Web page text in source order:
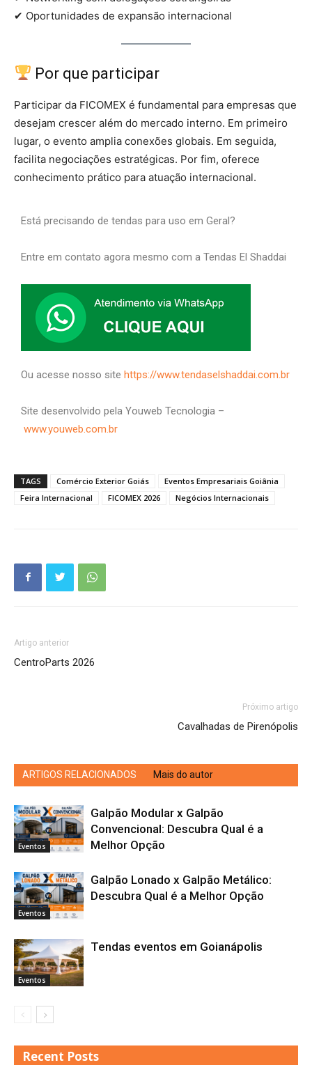
✔ Oportunidades de expansão internacional
Por que participar
Participar da FICOMEX é fundamental para empresas que
desejam crescer além do mercado interno. Em primeiro
lugar, o evento amplia conexões globais. Em seguida,
facilita negociações estratégicas. Por fim, oferece
conhecimento prático para atuação internacional.
Está precisando de tendas para uso em Geral?
Entre em contato agora mesmo com a Tendas El Shaddai
Ou acesse nosso site https://www.tendaselshaddai.com.br
Site desenvolvido pela Youweb Tecnologia –
www.youweb.com.br
TAGS Comércio Exterior Goiás
Eventos Empresariais Goiânia
Feira Internacional
FICOMEX 2026 Negócios Internacionais
Artigo anterior
CentroParts 2026
Próximo artigo
Cavalhadas de Pirenópolis
ARTIGOS RELACIONADOS Mais do autor
Eventos
Galpão Modular x Galpão
Convencional: Descubra Qual é a
Melhor Opção
Eventos
Galpão Lonado x Galpão Metálico:
Descubra Qual é a Melhor Opção
Eventos
Tendas eventos em Goianápolis
Recent Posts